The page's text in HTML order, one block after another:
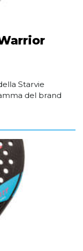
Starvie
del brand